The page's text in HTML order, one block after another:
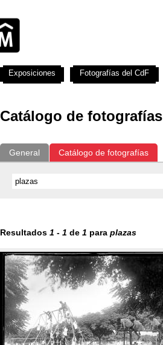
Catálogo de fotografías
General Catálogo de fotografías
Resultados 1 - 1 de 1 para plazas
Exposiciones Fotografías del CdF